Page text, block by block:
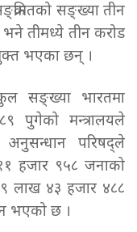
सङ्ख्या तीन
तीमध्ये तीन करोड
भएका छन् ।
सङ्ख्या भारतमा
पुगेको मन्त्रालयले
परिषद्ले
हजार ९५८ जनाको
लाख ४३ हजार ४८८
भएको छ ।